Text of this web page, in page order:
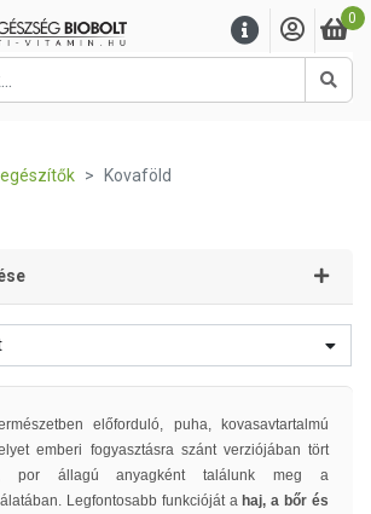
0
Kovaföld
előforduló, puha, kovasavtartalmú
emberi fogyasztásra szánt verziójában tört
por állagú anyagként találunk meg a
Legfontosabb funkcióját a haj, a bőr és